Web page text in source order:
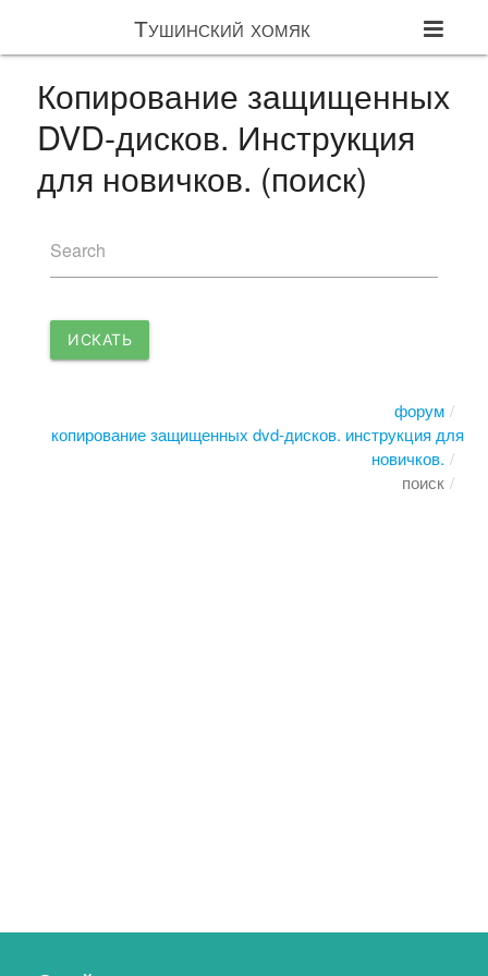
Тушинский хомяк
Копирование защищенных
DVD-дисков. Инструкция
для новичков. (поиск)
Search
ИСКАТЬ
форум
копирование защищенных dvd-дисков. инструкция для
новичков.
поиск